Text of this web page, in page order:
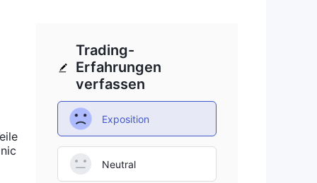
Trading-
Erfahrungen
verfassen
Exposition
Neutral